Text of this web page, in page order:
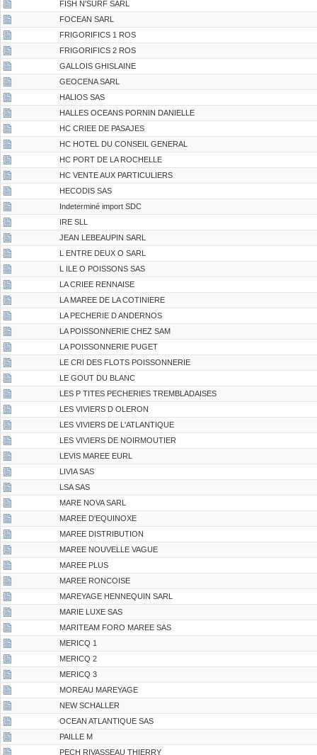
FISH N'SURF SARL
FOCEAN SARL
FRIGORIFICS 1 ROS
FRIGORIFICS 2 ROS
GALLOIS GHISLAINE
GEOCENA SARL
HALIOS SAS
HALLES OCEANS PORNIN DANIELLE
HC CRIEE DE PASAJES
HC HOTEL DU CONSEIL GENERAL
HC PORT DE LA ROCHELLE
HC VENTE AUX PARTICULIERS
HECODIS SAS
Indeterminé import SDC
IRE SLL
JEAN LEBEAUPIN SARL
L ENTRE DEUX O SARL
L ILE O POISSONS SAS
LA CRIEE RENNAISE
LA MAREE DE LA COTINIERE
LA PECHERIE D ANDERNOS
LA POISSONNERIE CHEZ SAM
LA POISSONNERIE PUGET
LE CRI DES FLOTS POISSONNERIE
LE GOUT DU BLANC
LES P TITES PECHERIES TREMBLADAISES
LES VIVIERS D OLERON
LES VIVIERS DE L'ATLANTIQUE
LES VIVIERS DE NOIRMOUTIER
LEVIS MAREE EURL
LIVIA SAS
LSA SAS
MARE NOVA SARL
MAREE D'EQUINOXE
MAREE DISTRIBUTION
MAREE NOUVELLE VAGUE
MAREE PLUS
MAREE RONCOISE
MAREYAGE HENNEQUIN SARL
MARIE LUXE SAS
MARITEAM FORO MAREE SAS
MERICQ 1
MERICQ 2
MERICQ 3
MOREAU MAREYAGE
NEW SCHALLER
OCEAN ATLANTIQUE SAS
PAILLE M
PECH RIVASSEAU THIERRY